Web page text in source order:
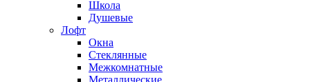
Школа
Душевые
Лофт
Окна
Стеклянные
Межкомнатные
Металлические